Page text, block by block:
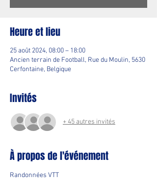
Heure et lieu
25 août 2024, 08:00 – 18:00
Ancien terrain de Football, Rue du Moulin, 5630
Cerfontaine, Belgique
Invités
+ 45 autres invités
À propos de l'événement
Randonnées VTT